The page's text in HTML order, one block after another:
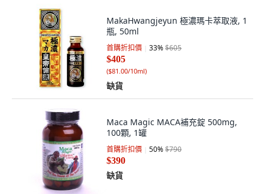
MakaHwangjeyun 極濃瑪卡萃取液, 1
瓶, 50ml
首購折扣價 33%$605
$405
($81.00/10ml)
缺貨
Maca Magic MACA補充錠 500mg,
100顆, 1罐
首購折扣價 50%$790
$390
缺貨